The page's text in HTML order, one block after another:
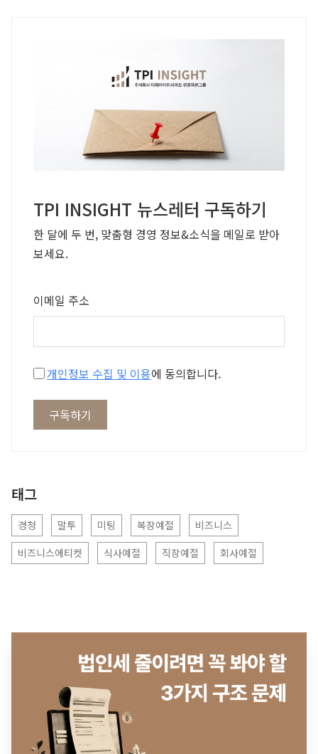
TPI INSIGHT 뉴스레터 구독하기
한 달에 두 번, 맞춤형 경영 정보&소식을 메일로 받아
보세요.
이메일 주소
개인정보 수집 및 이용에 동의합니다.
구독하기
태그
경청 말투 미팅 복장예절
비즈니스
비즈니스에티켓
식사예절 직장예절 회사예절